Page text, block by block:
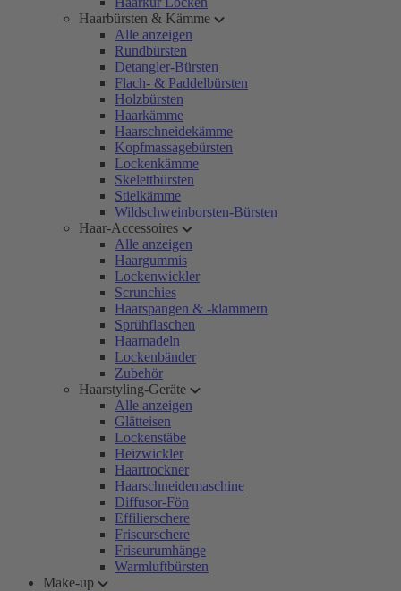
Haarbürsten & Kämme
Alle anzeigen
Rundbürsten
Detangler-Bürsten
Flach- & Paddelbürsten
Holzbürsten
Haarkämme
Haarschneidekämme
Kopfmassagebürsten
Lockenkämme
Skelettbürsten
Stielkämme
Wildschweinborsten-Bürsten
Haar-Accessoires
Alle anzeigen
Haargummis
Lockenwickler
Scrunchies
Haarspangen & -klammern
Sprühflaschen
Haarnadeln
Lockenbänder
Zubehör
Haarstyling-Geräte
Alle anzeigen
Glätteisen
Lockenstäbe
Heizwickler
Haartrockner
Haarschneidemaschine
Diffusor-Fön
Effilierschere
Friseurschere
Friseurumhänge
Warmluftbürsten
Make-up